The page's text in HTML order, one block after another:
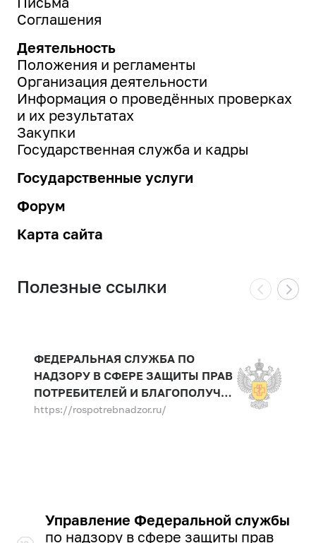
Соглашения
Деятельность
Положения и регламенты
Организация деятельности
Информация о проведённых проверках
и их результатах
Закупки
Государственная служба и кадры
Государственные услуги
Форум
Карта сайта
Полезные ссылки
ФЕДЕРАЛЬНАЯ СЛУЖБА ПО
НАДЗОРУ В СФЕРЕ ЗАЩИТЫ ПРАВ
ПОТРЕБИТЕЛЕЙ И БЛАГОПОЛУЧИЯ
ЧЕЛОВЕКА
https://rospotrebnadzor.ru/
Управление Федеральной службы
по надзору в сфере защиты прав